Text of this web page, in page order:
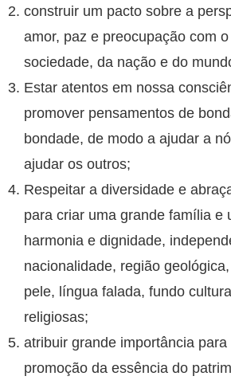
construir um pacto sobre a
amor, paz e preocupação com
sociedade, da nação e do
Estar atentos em nossa
promover pensamentos de
bondade, de modo a ajudar a
ajudar os outros;
Respeitar a diversidade e
para criar uma grande família e
harmonia e dignidade,
nacionalidade, região
pele, língua falada, fundo
religiosas;
atribuir grande importância
promoção da essência do